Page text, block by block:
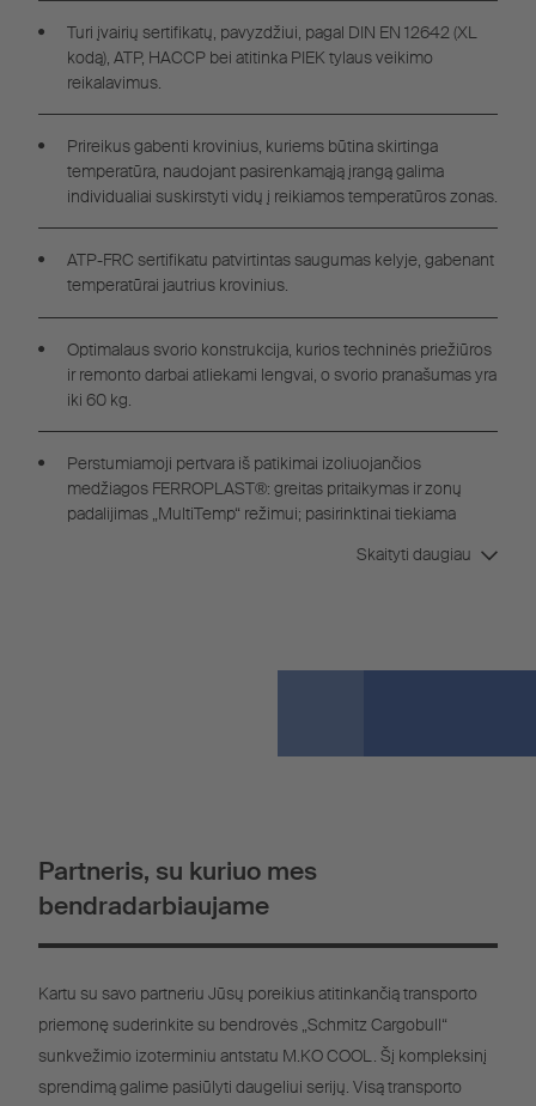
Turi įvairių sertifikatų, pavyzdžiui, pagal DIN EN 12642 (XL
kodą), ATP, HACCP bei atitinka PIEK tylaus veikimo
reikalavimus.
Prireikus gabenti krovinius, kuriems būtina skirtinga
temperatūra, naudojant pasirenkamąją įrangą galima
individualiai suskirstyti vidų į reikiamos temperatūros zonas.
ATP-FRC sertifikatu patvirtintas saugumas kelyje, gabenant
temperatūrai jautrius krovinius.
Optimalaus svorio konstrukcija, kurios techninės priežiūros
ir remonto darbai atliekami lengvai, o svorio pranašumas yra
iki 60 kg.
Perstumiamoji pertvara iš patikimai izoliuojančios
medžiagos FERROPLAST®: greitas pritaikymas ir zonų
padalijimas „MultiTemp“ režimui; pasirinktinai tiekiama
Skaityti daugiau
Partneris, su kuriuo mes
bendradarbiaujame
Kartu su savo partneriu Jūsų poreikius atitinkančią transporto
priemonę suderinkite su bendrovės „Schmitz Cargobull“
sunkvežimio izoterminiu antstatu M.KO COOL. Šį kompleksinį
sprendimą galime pasiūlyti daugeliui serijų. Visą transporto